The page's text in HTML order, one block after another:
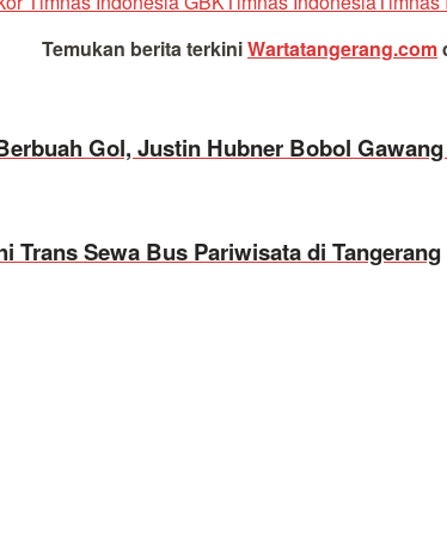
Temukan berita terkiniWartatangerang.com
Gol, Justin Hubner Bobol
Trans Sewa Bus Pariwisata di Tangerang